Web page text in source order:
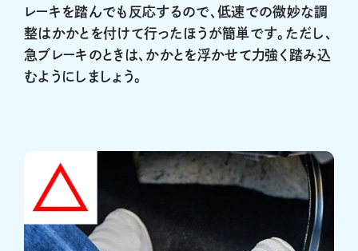
レーキを踏んでも反応するので、低速での微妙な調
整はかかとを付けて行ったほうが簡単です。ただし、
急ブレーキのときは、かかとを浮かせて力強く踏み込
むようにしましょう。